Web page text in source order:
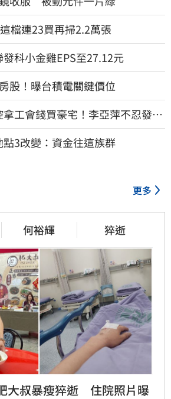
檔連23買再掃2.2萬張
科小金雞EPS至27.12元
股！曝台積電關鍵價位
工會錢買豪宅！李亞萍不忍發
貼錢
3改變：資金往這族群
更多
何裕輝 猝逝
大叔暴瘦猝逝　住院照片曝